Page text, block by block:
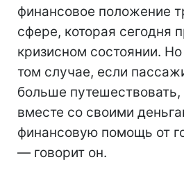
финансовое положение
сфере, которая сегодня
кризисном состоянии. Но
том случае, если
больше путешествовать,
вместе со своими
финансовую помощь от
— говорит он.